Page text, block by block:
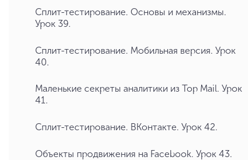
Сплит-тестирование. Основы и механизмы.
Урок 39.
Сплит-тестирование. Мобильная версия. Урок
40.
Маленькие секреты аналитики из Top Mail. Урок
41.
Сплит-тестирование. ВКонтакте. Урок 42.
Объекты продвижения на Facebook. Урок 43.